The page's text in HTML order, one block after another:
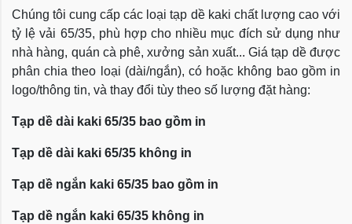
Chúng tôi cung cấp các loại tạp dề kaki chất lượng cao với
tỷ lệ vải 65/35, phù hợp cho nhiều mục đích sử dụng như
nhà hàng, quán cà phê, xưởng sản xuất... Giá tạp dề được
phân chia theo loại (dài/ngắn), có hoặc không bao gồm in
logo/thông tin, và thay đổi tùy theo số lượng đặt hàng:
Tạp dề dài kaki 65/35 bao gồm in
Tạp dề dài kaki 65/35 không in
Tạp dề ngắn kaki 65/35 bao gồm in
Tạp dề ngắn kaki 65/35 không in